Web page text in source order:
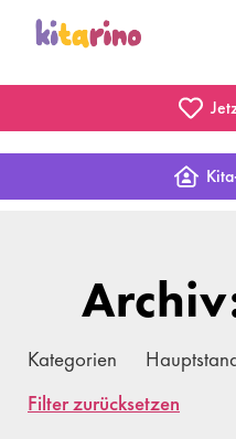
Kategorien
Filter zurücksetzen